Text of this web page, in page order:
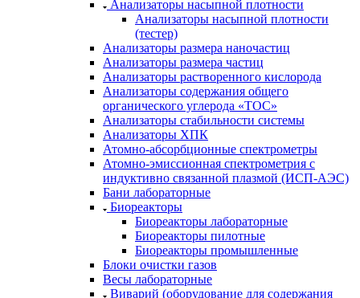
Анализаторы насыпной плотности
Анализаторы насыпной плотности
(тестер)
Анализаторы размера наночастиц
Анализаторы размера частиц
Анализаторы растворенного кислорода
Анализаторы содержания общего
органического углерода «TOC»
Анализаторы стабильности системы
Анализаторы ХПК
Атомно-абсорбционные спектрометры
Атомно-эмиссионная спектрометрия с
индуктивно связанной плазмой (ИСП-АЭС)
Бани лабораторные
Биореакторы
Биореакторы лабораторные
Биореакторы пилотные
Биореакторы промышленные
Блоки очистки газов
Весы лабораторные
Виварий (оборудование для содержания